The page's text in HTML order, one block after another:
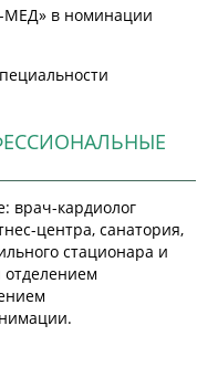
МЕД» в номинации
врач-кардиолог
центра, санатория,
стационара и
отделением